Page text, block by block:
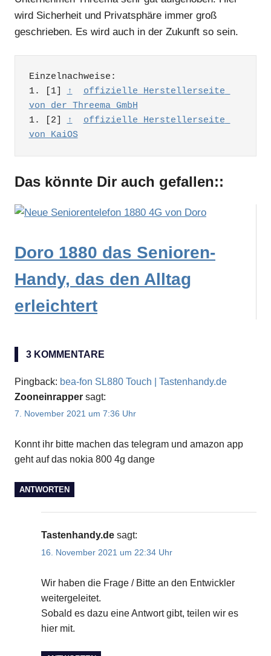
wird Sicherheit und Privatsphäre immer groß
geschrieben. Es wird auch in der Zukunft so sein.
Einzelnachweise:
1. [1]
↑
offizielle Herstellerseite
von der Threema GmbH
1. [2]
↑
offizielle Herstellerseite
von KaiOS
Das könnte Dir auch gefallen::
Doro 1880 das Senioren-
Handy, das den Alltag
erleichtert
threema
3 KOMMENTARE
Pingback: bea-fon SL880 Touch | Tastenhandy.de
Zooneinrapper sagt:
7. November 2021 um 7:36 Uhr
Konnt ihr bitte machen das telegram und amazon app
geht auf das nokia 800 4g dange
ANTWORTEN
Tastenhandy.de sagt:
16. November 2021 um 22:34 Uhr
Wir haben die Frage / Bitte an den Entwickler
weitergeleitet.
Sobald es dazu eine Antwort gibt, teilen wir es
hier mit.